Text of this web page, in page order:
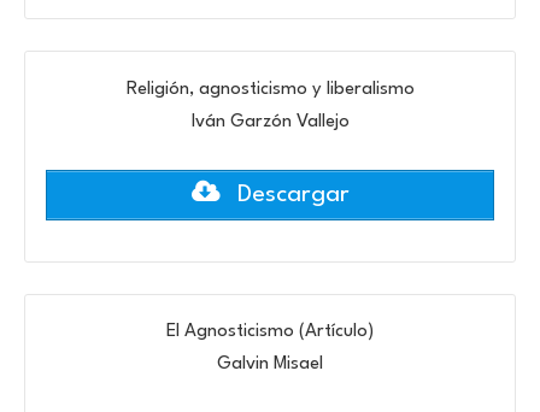
Religión, agnosticismo y liberalismo
Iván Garzón Vallejo
Descargar
El Agnosticismo (Artículo)
Galvin Misael